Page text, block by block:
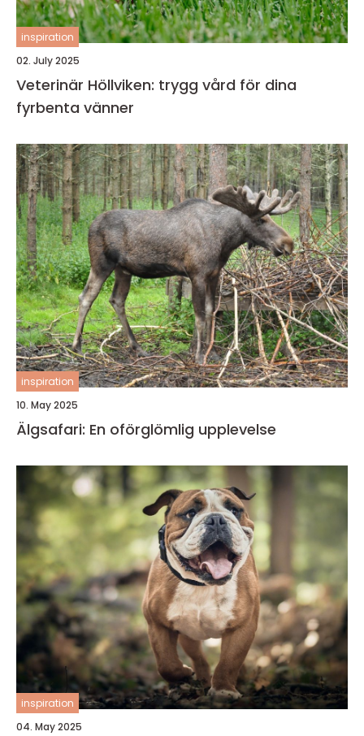
inspiration
02. July 2025
Veterinär Höllviken: trygg vård för dina
fyrbenta vänner
inspiration
10. May 2025
Älgsafari: En oförglömlig upplevelse
inspiration
04. May 2025